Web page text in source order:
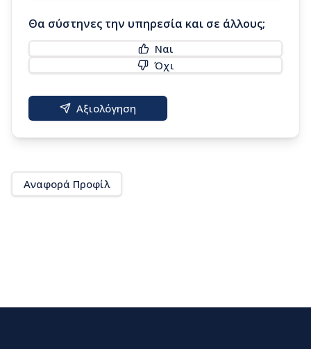
Θα σύστηνες την υπηρεσία και σε άλλους;
Ναι
Όχι
Αξιολόγηση
Αναφορά Προφίλ